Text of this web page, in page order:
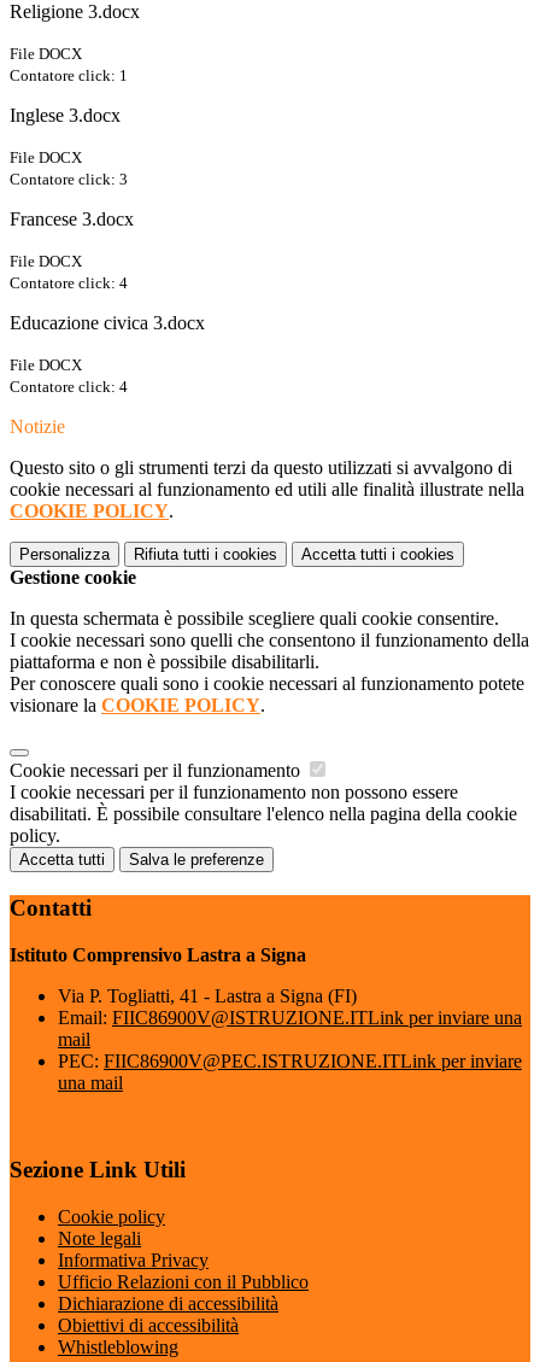
Religione 3.docx
File DOCX
Contatore click: 1
Inglese 3.docx
File DOCX
Contatore click: 3
Francese 3.docx
File DOCX
Contatore click: 4
Educazione civica 3.docx
File DOCX
Contatore click: 4
Notizie
Questo sito o gli strumenti terzi da questo utilizzati si avvalgono di
cookie necessari al funzionamento ed utili alle finalità illustrate nella
COOKIE POLICY.
Personalizza Rifiuta tutti i cookies Accetta tutti i cookies
Gestione cookie
In questa schermata è possibile scegliere quali cookie consentire.
I cookie necessari sono quelli che consentono il funzionamento della
piattaforma e non è possibile disabilitarli.
Per conoscere quali sono i cookie necessari al funzionamento potete
visionare la COOKIE POLICY.
Cookie necessari per il funzionamento
I cookie necessari per il funzionamento non possono essere
disabilitati. È possibile consultare l'elenco nella pagina della cookie
policy.
Accetta tutti Salva le preferenze
Contatti
Istituto Comprensivo Lastra a Signa
Via P. Togliatti, 41 - Lastra a Signa (FI)
Email: FIIC86900V@ISTRUZIONE.ITLink per inviare una
mail
PEC: FIIC86900V@PEC.ISTRUZIONE.ITLink per inviare
una mail
Sezione Link Utili
Cookie policy
Note legali
Informativa Privacy
Ufficio Relazioni con il Pubblico
Dichiarazione di accessibilità
Obiettivi di accessibilità
Whistleblowing